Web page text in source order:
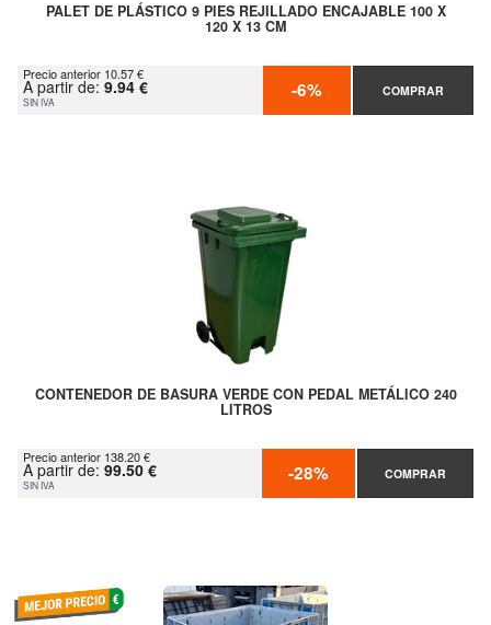
PALET DE PLÁSTICO 9 PIES REJILLADO ENCAJABLE 100 X
120 X 13 CM
Precio anterior 10.57 €
A partir de: 9.94 €
SIN IVA -6% COMPRAR
CONTENEDOR DE BASURA VERDE CON PEDAL METÁLICO 240
LITROS
Precio anterior 138.20 €
A partir de: 99.50 €
SIN IVA -28% COMPRAR